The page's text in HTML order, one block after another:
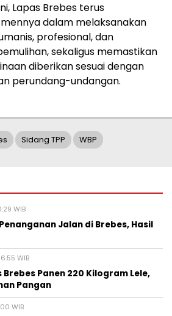
Lapas Brebes terus
dalam melaksanakan
profesional, dan
sekaligus memastikan
diberikan sesuai dengan
perundang-undangan.
Sidang TPP WBP
WIB
Jalan di Brebes, Hasil
WIB
Panen 220 Kilogram Lele,
Pangan
WIB